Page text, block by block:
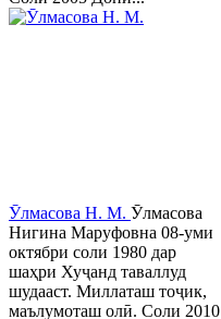
Ӯлмасова Н. М. Ӯлмасова
Нигина Маруфовна 08-уми
октябри соли 1980 дар
шаҳри Хуҷанд таваллуд
шудааст. Миллаташ тоҷик,
маълумоташ олӣ. Соли 2010